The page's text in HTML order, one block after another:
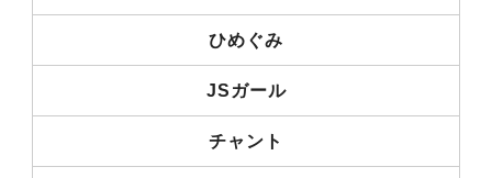
ひめぐみ
JSガール
チャント